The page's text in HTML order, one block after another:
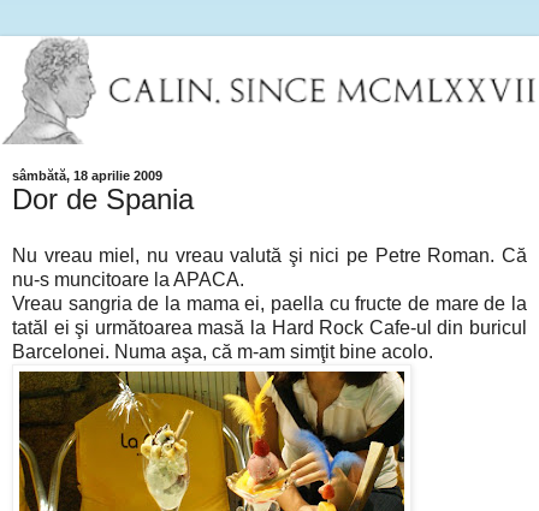
sâmbătă, 18 aprilie 2009
Dor de Spania
Nu vreau miel, nu vreau valută şi nici pe Petre Roman. Că
nu-s muncitoare la APACA.
Vreau sangria de la mama ei, paella cu fructe de mare de la
tatăl ei şi următoarea masă la Hard Rock Cafe-ul din buricul
Barcelonei. Numa aşa, că m-am simţit bine acolo.